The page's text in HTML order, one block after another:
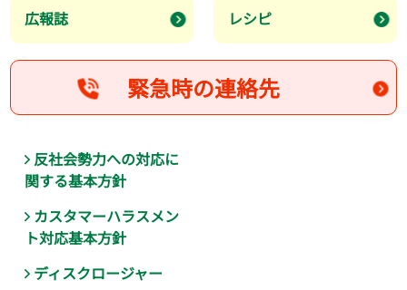
広報誌 レシピ
緊急時の連絡先
反社会勢力への対応に
関する基本方針
カスタマーハラスメン
ト対応基本方針
ディスクロージャー